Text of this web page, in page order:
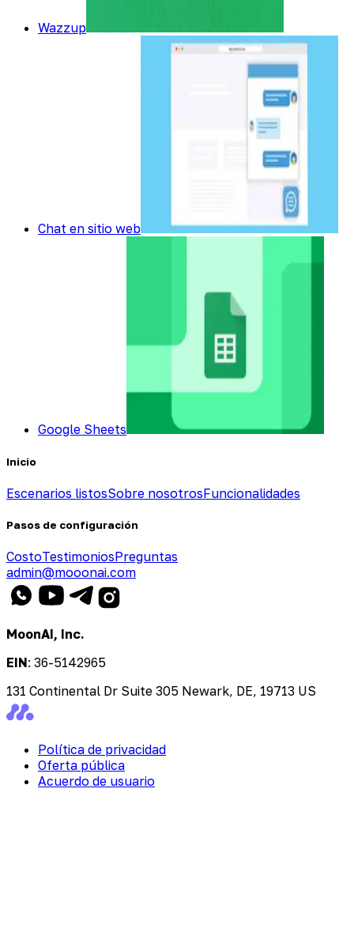
Wazzup
Chat en sitio web
Google Sheets
Inicio
Escenarios listosSobre nosotrosFuncionalidades
Pasos de configuración
CostoTestimoniosPreguntas
admin@mooonai.com
MoonAI, Inc.
EIN: 36-5142965
131 Continental Dr Suite 305 Newark, DE, 19713 US
Política de privacidad
Oferta pública
Acuerdo de usuario